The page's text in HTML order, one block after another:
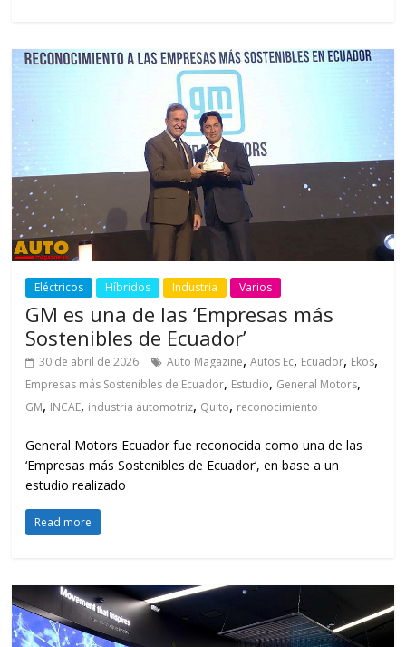
Eléctricos Híbridos Industria Varios
GM es una de las ‘Empresas más
Sostenibles de Ecuador’
30 de abril de 2026 Auto Magazine,Autos Ec, Ecuador, Ekos,
Empresas más Sostenibles de Ecuador, Estudio, General Motors,
GM, INCAE, industria automotriz, Quito, reconocimiento
General Motors Ecuador fue reconocida como una de las
‘Empresas más Sostenibles de Ecuador’, en base a un
estudio realizado
Read more